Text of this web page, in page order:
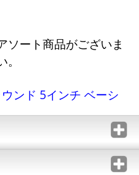
ソート商品がございま
ンド 5インチ ベーシ